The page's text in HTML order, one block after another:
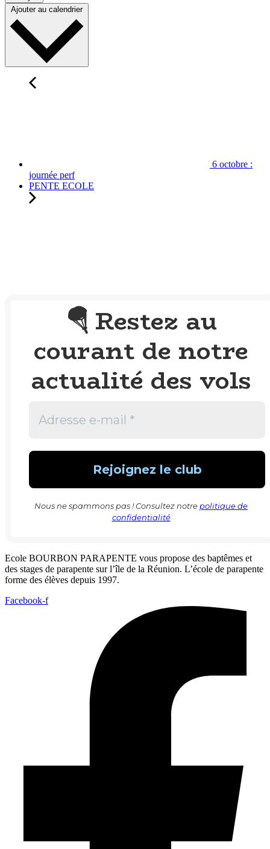
Ajouter au calendrier
6 octobre :
journée perf
PENTE ECOLE
🪂 Restez au
courant de notre
actualité des vols
Nous ne spammons pas ! Consultez notrepolitique de
confidentialité
Ecole BOURBON PARAPENTE vous propose des baptêmes et
des stages de parapente sur l’île de la Réunion. L’école de parapente
forme des élèves depuis 1997.
Facebook-f